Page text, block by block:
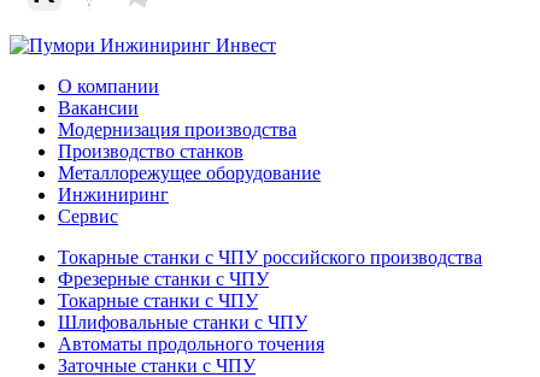
О компании
Вакансии
Модернизация производства
Производство станков
Металлорежущее оборудование
Инжиниринг
Сервис
Токарные станки с ЧПУ российского производства
Фрезерные станки с ЧПУ
Токарные станки с ЧПУ
Шлифовальные станки с ЧПУ
Автоматы продольного точения
Заточные станки с ЧПУ